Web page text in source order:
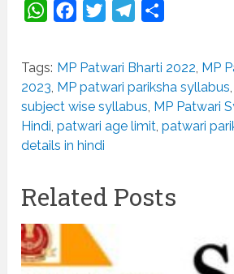
WhatsAppFacebookTwitterTelegram
Tags: MP Patwari Bharti 2022 MP
2023 MP patwari pariksha syllabus
subject wise syllabus MP Patwari
Hindi ,patwari age limit ,patwari
details in hindi
Related Posts